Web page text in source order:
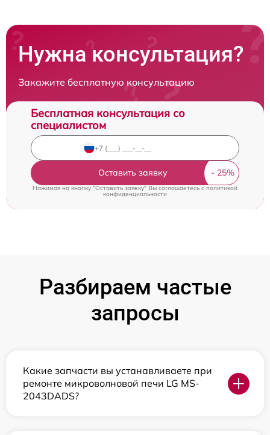
Нужна консультация?
Закажите бесплатную консультацию
Бесплатная консультация со
специалистом
Оставить заявку
Нажимая на кнопку "Оставить заявку" Вы соглашаетесь cполитикой
конфиденциальности
Разбираем частые
запросы
Какие запчасти вы устанавливаете при
ремонте микроволновой печи LG MS-
2043DADS?